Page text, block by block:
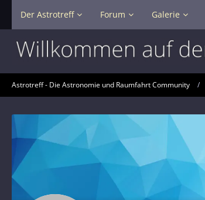
Der Astrotreff Forum Galerie
Astrotreff - Die Astronomie und Raumfahrt Community